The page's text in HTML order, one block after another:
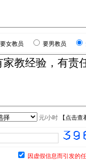
要女教员 要男教员
元/小时【 点击查
因虚假信息而引发的